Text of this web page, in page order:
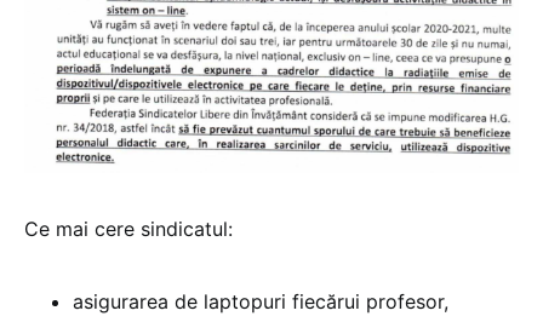
Ce mai cere sindicatul:
asigurarea de laptopuri fiecărui profesor,